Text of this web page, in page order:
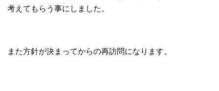
考えてもらう事にしました。
また方針が決まってからの再訪問になります。